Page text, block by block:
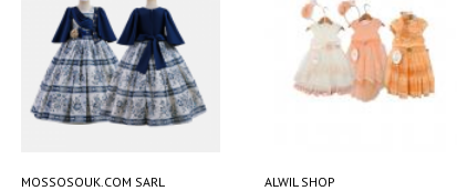
MOSSOSOUK.COM SARL ALWIL SHOP